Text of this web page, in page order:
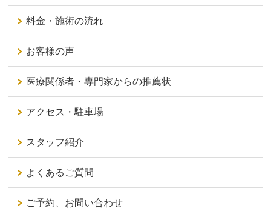
料金・施術の流れ
お客様の声
医療関係者・専門家からの推薦状
アクセス・駐車場
スタッフ紹介
よくあるご質問
ご予約、お問い合わせ